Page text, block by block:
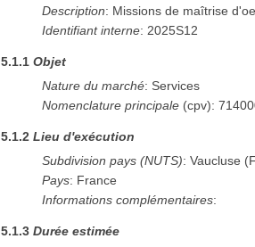
Description: Missions de maîtrise
Identifiant interne:2025S12
5.1.1Objet
Nature du marché: Services
Nomenclature principale (cpv):
5.1.2Lieu d'exécution
Subdivision pays (NUTS):Vaucluse (
Pays: France
Informations complémentaires:
5.1.3Durée estimée